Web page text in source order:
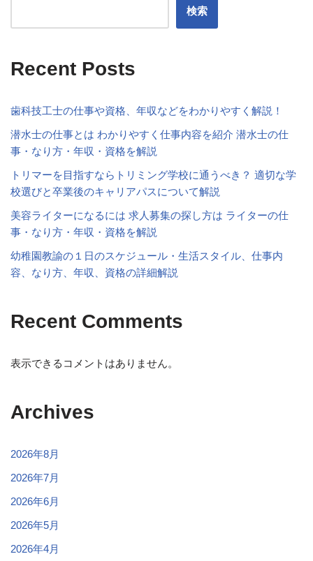
検索
Recent Posts
歯科技工士の仕事や資格、年収などをわかりやすく解説！
潜水士の仕事とは わかりやすく仕事内容を紹介 潜水士の仕
事・なり方・年収・資格を解説
トリマーを目指すならトリミング学校に通うべき？ 適切な学
校選びと卒業後のキャリアパスについて解説
美容ライターになるには 求人募集の探し方は ライターの仕
事・なり方・年収・資格を解説
幼稚園教諭の１日のスケジュール・生活スタイル、仕事内
容、なり方、年収、資格の詳細解説
Recent Comments
表示できるコメントはありません。
Archives
2026年8月
2026年7月
2026年6月
2026年5月
2026年4月